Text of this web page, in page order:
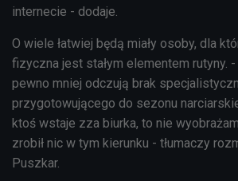
internecie - dodaje.
O wiele łatwiej będą miały osoby, dla
fizyczna jest stałym elementem rutyny.
pewno mniej odczują brak
przygotowującego do sezonu
ktoś wstaje zza biurka, to nie
zrobił nic w tym kierunku - tłumaczy
Puszkar.